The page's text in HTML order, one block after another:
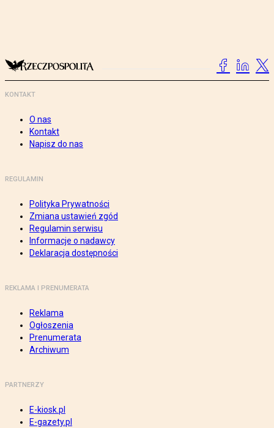
KONTAKT
O nas
Kontakt
Napisz do nas
REGULAMIN
Polityka Prywatności
Zmiana ustawień zgód
Regulamin serwisu
Informacje o nadawcy
Deklaracja dostępności
REKLAMA I PRENUMERATA
Reklama
Ogłoszenia
Prenumerata
Archiwum
PARTNERZY
E-kiosk.pl
E-gazety.pl